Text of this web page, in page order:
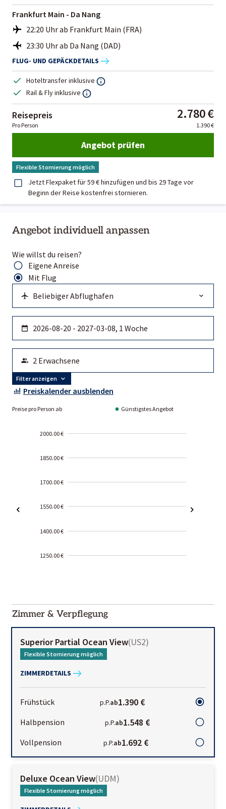
Angebot individuell anpassen
Wie willst du reisen?
Eigene Anreise
Mit Flug
Filter anzeigen
Preiskalender ausblenden
Preise pro Person ab Günstigstes Angebot
2000.00 €
1850.00 €
1700.00 €
1550.00 €
1400.00 €
1250.00 €
01-02
Zimmer & Verpflegung
Superior Partial Ocean View(US2)
Flexible Stornierung möglich
ZIMMERDETAILS
Frühstück p.P.ab1.390 €
Halbpension p.P.ab1.548 €
Vollpension p.P.ab1.692 €
Deluxe Ocean View(UDM)
Flexible Stornierung möglich
Frankfurt Main - Da Nang
22:20 Uhr ab Frankfurt Main (FRA)
23:30 Uhr ab Da Nang (DAD)
FLUG- UND GEPÄCKDETAILS
Hoteltransfer inklusive
Rail & Fly inklusive
Reisepreis 2.780 €
Pro Person 1.390 €
Angebot prüfen
Flexible Stornierung möglich
Jetzt Flexpaket für 59 € hinzufügen und bis 29 Tage vor
Beginn der Reise kostenfrei stornieren.